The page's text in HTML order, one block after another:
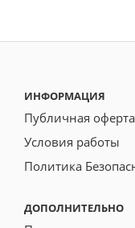
ИНФОРМАЦИЯ
Публичная оферта
Условия работы
Политика
ДОПОЛНИТЕЛЬНО